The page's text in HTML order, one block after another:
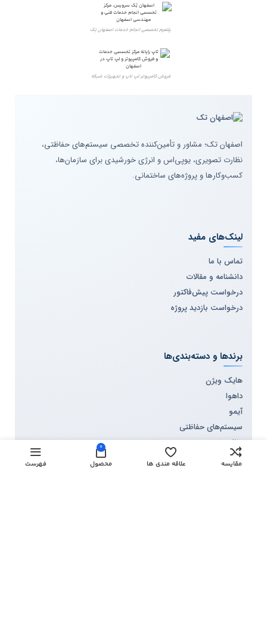
پلتفرم تخصصی انجام خدمات اصفهان تِک
فروش کامپیوتر، لپ تاپ و تجهیزات شبکه
اصفهان تک؛ مشاور و تأمین‌کننده تخصصی سیستم‌های حفاظتی،
نظارت تصویری، یوپی‌اس و انرژی خورشیدی برای سازمان‌ها،
کسب‌وکارها و پروژه‌های ساختمانی.
لینک‌های مفید
تماس با ما
دانشنامه و مقالات
درخواست پیش‌فاکتور
درخواست بازدید پروژه
برندها و دسته‌بندی‌ها
هایک ویژن
داهوا
آیمو
سیستم‌های حفاظتی
نظارت تصویری
مقایسه علاقه مندی ها
0
محصول فهرست